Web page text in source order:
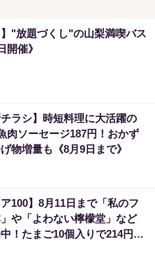
】"放題づくし"の山梨満喫バス
開催》
チラシ】時短料理に大活躍の
肉ソーセージ187円！おかず
物増量も《8月9日まで》
ア100】8月11日まで「私のフ
や「よわない檸檬堂」など
！たまご10個入りで214円な
逃せない。